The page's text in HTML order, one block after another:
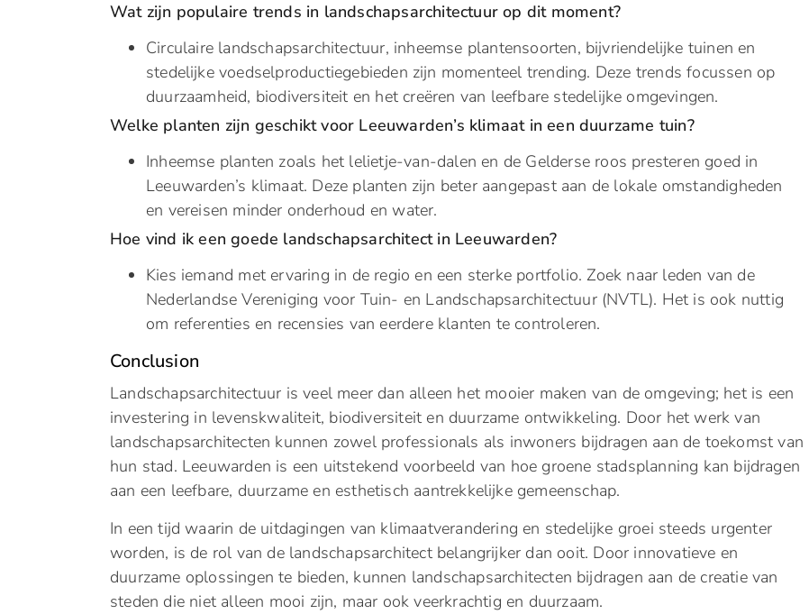
Wat zijn populaire trends in landschapsarchitectuur op dit moment?
Circulaire landschapsarchitectuur, inheemse plantensoorten, bijvriendelijke tuinen en
stedelijke voedselproductiegebieden zijn momenteel trending. Deze trends focussen op
duurzaamheid, biodiversiteit en het creëren van leefbare stedelijke omgevingen.
Welke planten zijn geschikt voor Leeuwarden’s klimaat in een duurzame tuin?
Inheemse planten zoals het lelietje-van-dalen en de Gelderse roos presteren goed in
Leeuwarden’s klimaat. Deze planten zijn beter aangepast aan de lokale omstandigheden
en vereisen minder onderhoud en water.
Hoe vind ik een goede landschapsarchitect in Leeuwarden?
Kies iemand met ervaring in de regio en een sterke portfolio. Zoek naar leden van de
Nederlandse Vereniging voor Tuin- en Landschapsarchitectuur (NVTL). Het is ook nuttig
om referenties en recensies van eerdere klanten te controleren.
Conclusion
Landschapsarchitectuur is veel meer dan alleen het mooier maken van de omgeving; het is een
investering in levenskwaliteit, biodiversiteit en duurzame ontwikkeling. Door het werk van
landschapsarchitecten kunnen zowel professionals als inwoners bijdragen aan de toekomst van
hun stad. Leeuwarden is een uitstekend voorbeeld van hoe groene stadsplanning kan bijdragen
aan een leefbare, duurzame en esthetisch aantrekkelijke gemeenschap.
In een tijd waarin de uitdagingen van klimaatverandering en stedelijke groei steeds urgenter
worden, is de rol van de landschapsarchitect belangrijker dan ooit. Door innovatieve en
duurzame oplossingen te bieden, kunnen landschapsarchitecten bijdragen aan de creatie van
steden die niet alleen mooi zijn, maar ook veerkrachtig en duurzaam.